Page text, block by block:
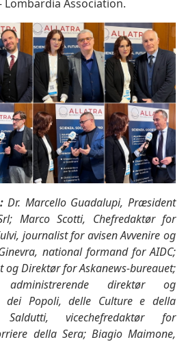
Lombardia Association.
Dr. Marcello Guadalupi, Præsident
Marco Scotti, Chefredaktør for
journalist for avisen Avvenire og
national formand for AIDC;
og Direktør for Askanews-bureauet;
administrerende direktør og
Popoli, delle Culture e della
vicechefredaktør for
della Sera; Biagio Maimone,